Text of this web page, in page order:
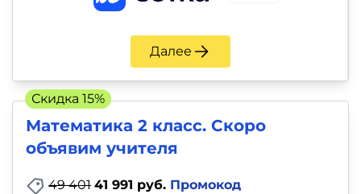
Далее
Математика 2 класс. Скоро
объявим учителя
49 401 41 991 руб. Промокод
Скидка 15%